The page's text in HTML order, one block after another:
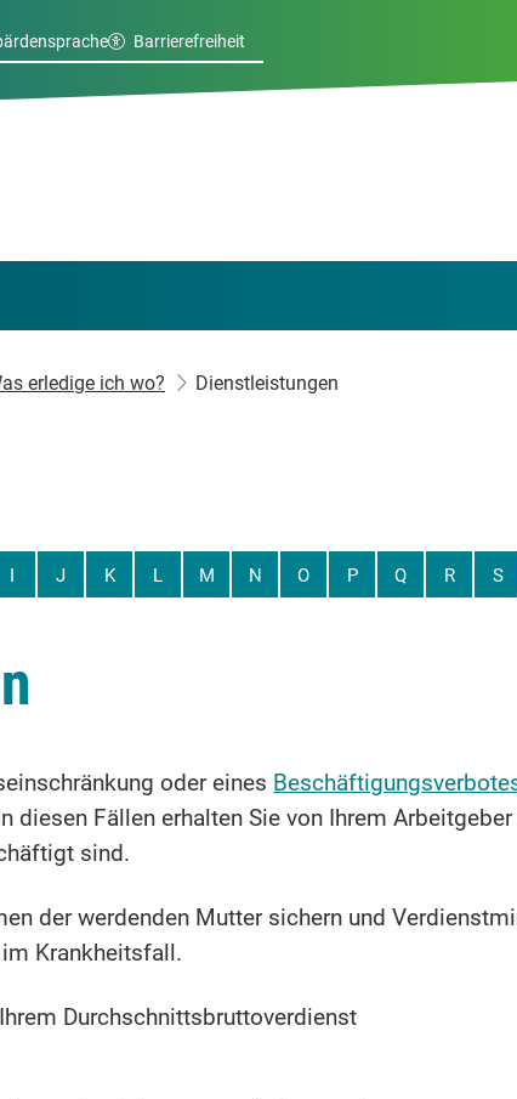
Barrierefreiheit
erledige ich wo? Dienstleistungen
I J K L M N O P Q R S
oder eines
diesen Fällen erhalten Sie von Ihrem
sind.
der werdenden Mutter sichern und
Krankheitsfall.
Durchschnittsbruttoverdienst